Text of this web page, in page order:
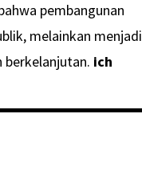
pembangunan
melainkan menjadi
berkelanjutan. ich